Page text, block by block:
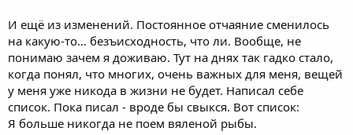
И ещё из изменений. Постоянное отчаяние сменилось
на какую-то… безъисходность, что ли. Вообще, не
понимаю зачем я доживаю. Тут на днях так гадко стало,
когда понял, что многих, очень важных для меня, вещей
у меня уже никода в жизни не будет. Написал себе
список. Пока писал - вроде бы свыкся. Вот список:
Я больше никогда не поем вяленой рыбы.